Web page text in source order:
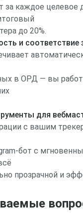
за каждое целевое
до 20%.
и соответствие
в ОРД — вы
для
с вашим
бот с
прозрачной и